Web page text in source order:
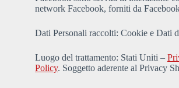
network Facebook, forniti da
Dati Personali raccolti: Cookie e Dati
Luogo del trattamento: Stati Uniti –
Policy. Soggetto aderente al Privacy